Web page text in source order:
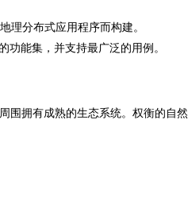
理分布式应用程序而构建。
功能集，并支持最广泛的用例。
拥有成熟的生态系统。权衡的自然